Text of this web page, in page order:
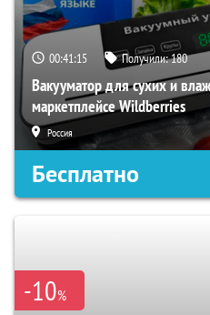
00:41:15 Получили:180
Вакууматор для сухих и
маркетплейсе Wildberries
Россия
Бесплатно
-10%